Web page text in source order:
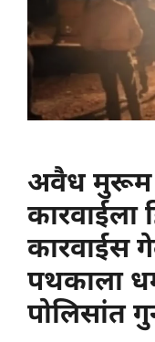
अवैध मुरूम
कारवाईला
कारवाईस
पथकाला
पोलिसांत